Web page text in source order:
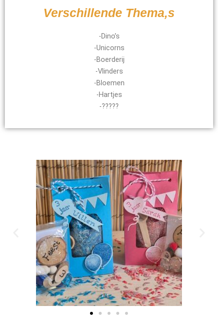
Verschillende Thema,s
-Dino’s
-Unicorns
-Boerderij
-Vlinders
-Bloemen
-Hartjes
-?????